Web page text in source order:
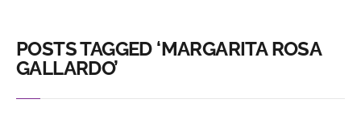
POSTS TAGGED ‘MARGARITA ROSA
GALLARDO’